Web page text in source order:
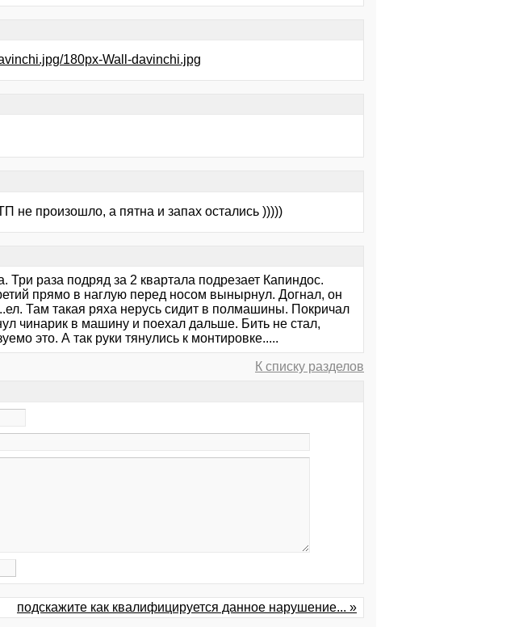
180px-Wall-davinchi.jpg
не произошло, а пятна и запах остались )))))
Три раза подряд за 2 квартала подрезает Капиндос.
прямо в наглую перед носом вынырнул. Догнал, он
Там такая ряха нерусь сидит в полмашины. Покричал
чинарик в машину и поехал дальше. Бить не стал,
это. А так руки тянулись к монтировке.....
К списку разделов
подскажите как квалифицируется данное нарушение... »